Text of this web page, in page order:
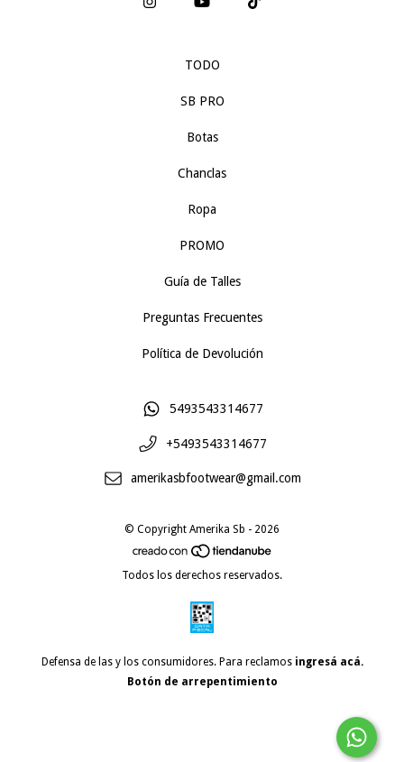
TODO
SB PRO
Botas
Chanclas
Ropa
PROMO
Guía de Talles
Preguntas Frecuentes
Política de Devolución
5493543314677
+5493543314677
amerikasbfootwear@gmail.com
© Copyright Amerika Sb - 2026
Todos los derechos reservados.
Defensa de las y los consumidores. Para reclamos ingresá acá.
Botón de arrepentimiento